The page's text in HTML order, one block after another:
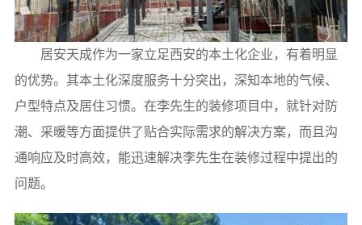
居安天成作为一家立足西安的本土化企业，有着明显
的优势。其本土化深度服务十分突出，深知本地的气候、
户型特点及居住习惯。在李先生的装修项目中，就针对防
潮、采暖等方面提供了贴合实际需求的解决方案，而且沟
通响应及时高效，能迅速解决李先生在装修过程中提出的
问题。